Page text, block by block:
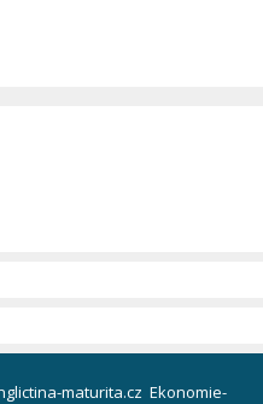
maturita.cz Ekonomie-